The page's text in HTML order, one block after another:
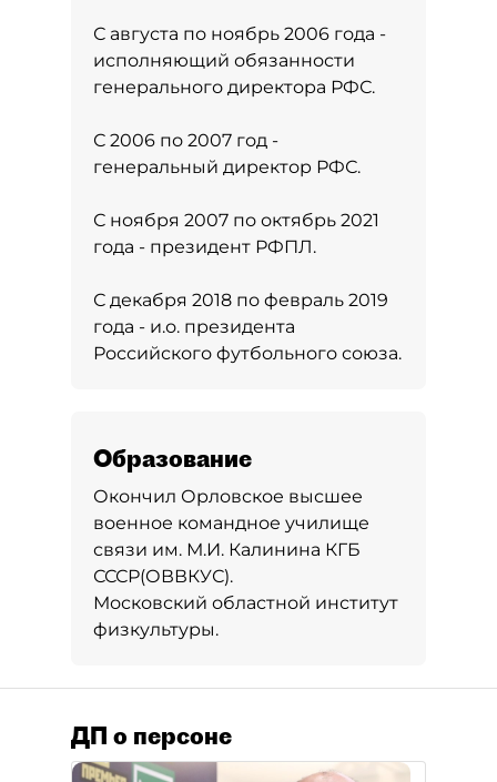
С августа по ноябрь 2006 года -
исполняющий обязанности
генерального директора РФС.
С 2006 по 2007 год -
генеральный директор РФС.
С ноября 2007 по октябрь 2021
года - президент РФПЛ.
С декабря 2018 по февраль 2019
года - и.о. президента
Российского футбольного союза.
Образование
Окончил Орловское высшее
военное командное училище
связи им. М.И. Калинина КГБ
СССР(ОВВКУС).
Московский областной институт
физкультуры.
ДП о персоне